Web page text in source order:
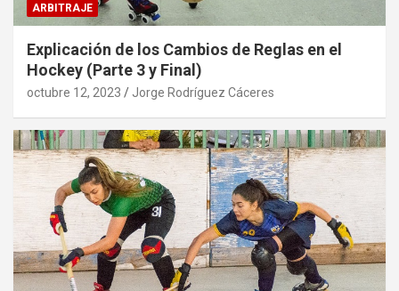
ARBITRAJE
Explicación de los Cambios de Reglas en el
Hockey (Parte 3 y Final)
octubre 12, 2023 Jorge Rodríguez Cáceres